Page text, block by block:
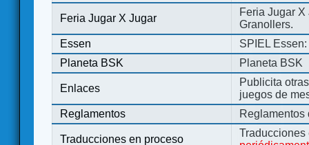
Feria Jugar X Jugar
Feria Jugar
Granollers.
Essen
SPIEL
Planeta BSK
Planeta BSK
Enlaces
Publicita
juegos de
Reglamentos
Reglamentos
Traducciones en proceso